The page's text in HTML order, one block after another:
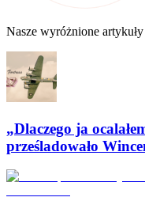
Nasze wyróżnione artykuły
„Dlaczego ja
prześladowało